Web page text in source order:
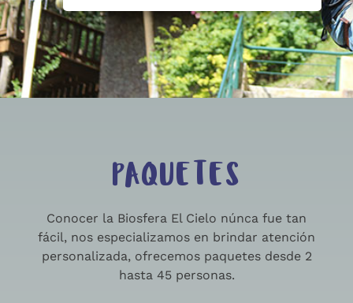
PAQUETES
Conocer la Biosfera El Cielo núnca fue tan
fácil, nos especializamos en brindar atención
personalizada, ofrecemos paquetes desde 2
hasta 45 personas.